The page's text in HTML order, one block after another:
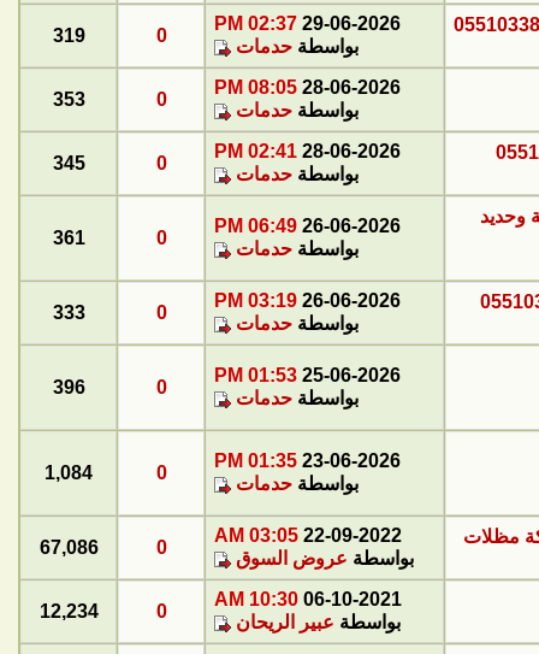
29-06-2026
02:37 PM
بواسطة حدمات
0
319
28-06-2026
08:05 PM
بواسطة حدمات
0
353
28-06-2026
02:41 PM
بواسطة حدمات
0
345
وحديد 26-06-2026
06:49 PM
بواسطة حدمات
0
361
26-06-2026
03:19 PM
بواسطة حدمات
0
333
25-06-2026
01:53 PM
بواسطة حدمات
0
396
23-06-2026
01:35 PM
بواسطة حدمات
0
1,084
22-09-2022
03:05 AM
بواسطة عروض السوق
0
67,086
06-10-2021
10:30 AM
بواسطة عبير الريحان
0
12,234